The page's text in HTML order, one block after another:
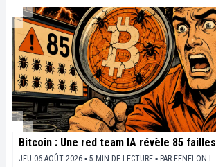
Bitcoin : Une red team IA révèle 85
JEU 06 AOÛT 2026 ▪ 5 MIN DE LECTURE ▪ PAR FENELON L.